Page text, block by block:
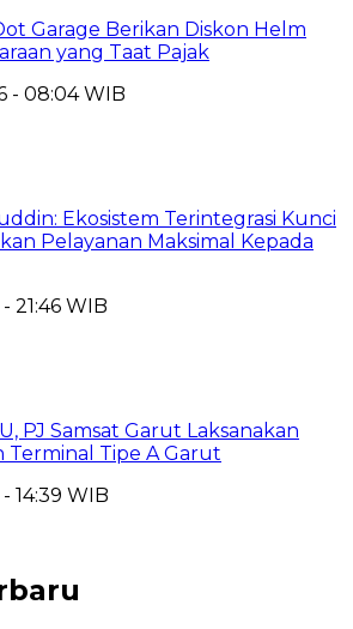
Garage Berikan Diskon Helm
yang Taat Pajak
- 08:04 WIB
Ekosistem Terintegrasi Kunci
Pelayanan Maksimal Kepada
21:46 WIB
PJ Samsat Garut Laksanakan
Terminal Tipe A Garut
14:39 WIB